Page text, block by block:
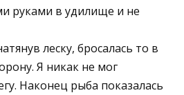
руками в удилище и не
леску, бросалась то в
Я никак не мог
Наконец рыба показалась